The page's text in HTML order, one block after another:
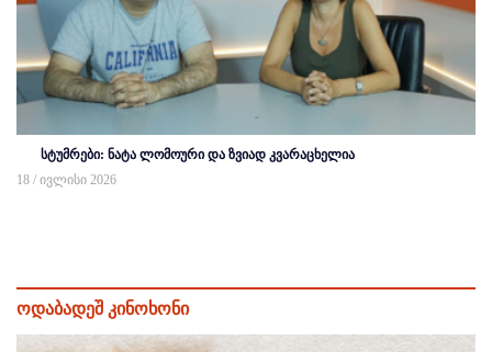
სტუმრები: ნატა ლომოური და ზვიად კვარაცხელია
18 / ივლისი 2026
ოდაბადეშ კინოხონი